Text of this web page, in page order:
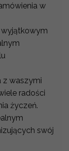
w
wyjątkowym
z waszymi
radości
życzeń.
swój